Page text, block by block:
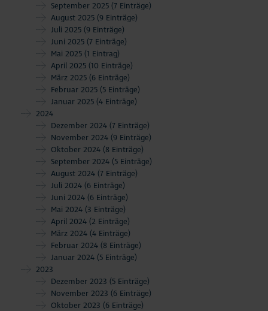
September 2025 (7 Einträge)
August 2025 (9 Einträge)
Juli 2025 (9 Einträge)
Juni 2025 (7 Einträge)
Mai 2025 (1 Eintrag)
April 2025 (10 Einträge)
März 2025 (6 Einträge)
Februar 2025 (5 Einträge)
Januar 2025 (4 Einträge)
2024
Dezember 2024 (7 Einträge)
November 2024 (9 Einträge)
Oktober 2024 (8 Einträge)
September 2024 (5 Einträge)
August 2024 (7 Einträge)
Juli 2024 (6 Einträge)
Juni 2024 (6 Einträge)
Mai 2024 (3 Einträge)
April 2024 (2 Einträge)
März 2024 (4 Einträge)
Februar 2024 (8 Einträge)
Januar 2024 (5 Einträge)
2023
Dezember 2023 (5 Einträge)
November 2023 (6 Einträge)
Oktober 2023 (6 Einträge)